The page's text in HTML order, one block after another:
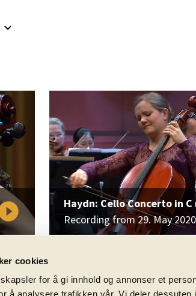
cookies
for å gi innhold og annonser et
keyboard_arrow_down
Haydn: Cello Concerto in
Recording from 29. May 2020